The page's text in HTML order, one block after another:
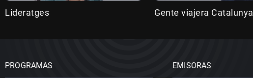
Lideratges Gente viajera Catalunya
PROGRAMAS EMISORAS